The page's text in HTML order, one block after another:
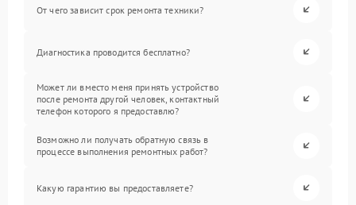
От чего зависит срок ремонта техники?
Диагностика проводится бесплатно?
Может ли вместо меня принять устройство
после ремонта другой человек, контактный
телефон которого я предоставлю?
Возможно ли получать обратную связь в
процессе выполнения ремонтных работ?
Какую гарантию вы предоставляете?